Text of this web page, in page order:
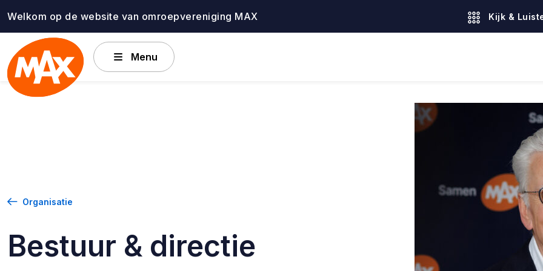
naar
de
inhoud
Welkom op de website van omroepvereniging MAX Kijk &
Menu
Organisatie
Bestuur & directie